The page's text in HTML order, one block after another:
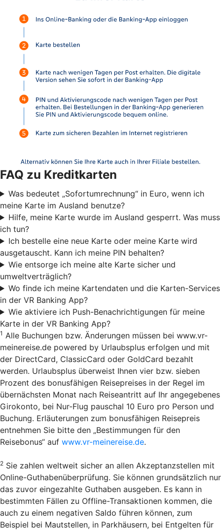
FAQ zu Kreditkarten
Was bedeutet „Sofortumrechnung“ in Euro, wenn ich
meine Karte im Ausland benutze?
Hilfe, meine Karte wurde im Ausland gesperrt. Was muss
ich tun?
Ich bestelle eine neue Karte oder meine Karte wird
ausgetauscht. Kann ich meine PIN behalten?
Wie entsorge ich meine alte Karte sicher und
umweltverträglich?
Wo finde ich meine Kartendaten und die Karten-Services
in der VR Banking App?
Wie aktiviere ich Push-Benachrichtigungen für meine
Karte in der VR Banking App?
1 Alle Buchungen bzw. Änderungen müssen bei www.vr-
meinereise.de powered by Urlaubsplus erfolgen und mit
der DirectCard, ClassicCard oder GoldCard bezahlt
werden. Urlaubsplus überweist Ihnen vier bzw. sieben
Prozent des bonusfähigen Reisepreises in der Regel im
übernächsten Monat nach Reiseantritt auf Ihr angegebenes
Girokonto, bei Nur-Flug pauschal 10 Euro pro Person und
Buchung. Erläuterungen zum bonusfähigen Reisepreis
entnehmen Sie bitte den „Bestimmungen für den
Reisebonus“ auf www.vr-meinereise.de.
2 Sie zahlen weltweit sicher an allen Akzeptanzstellen mit
Online-Guthabenüberprüfung. Sie können grundsätzlich nur
das zuvor eingezahlte Guthaben ausgeben. Es kann in
bestimmten Fällen zu Offline-Transaktionen kommen, die
auch zu einem negativen Saldo führen können, zum
Beispiel bei Mautstellen, in Parkhäusern, bei Entgelten für